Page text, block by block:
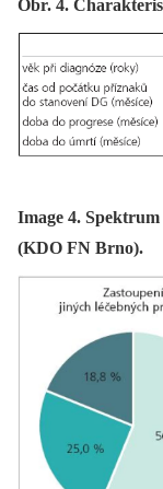
Obr. 4.
Image 4.
(KDO FN Brno).